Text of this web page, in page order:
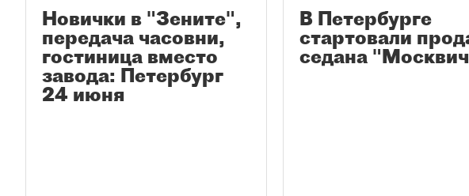
Новички в "Зените",
передача часовни,
гостиница вместо
завода: Петербург
24 июня
В Петербурге
стартовали
седана